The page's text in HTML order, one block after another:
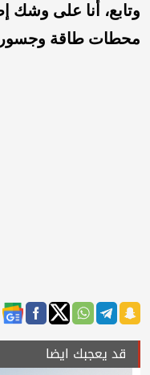
وتابع، أنا على وشك
محطات طاقة وجسور
قد يعجبك ايضا